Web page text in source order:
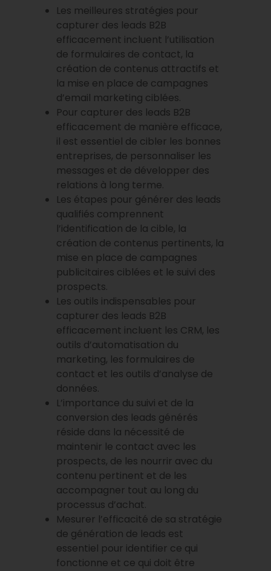
Les meilleures stratégies pour
capturer des leads B2B
efficacement incluent l’utilisation
de formulaires de contact, la
création de contenus attractifs et
la mise en place de campagnes
d’email marketing ciblées.
Pour capturer des leads B2B
efficacement de manière efficace,
il est essentiel de cibler les bonnes
entreprises, de personnaliser les
messages et de développer des
relations à long terme.
Les étapes pour générer des leads
qualifiés comprennent
l’identification de la cible, la
création de contenus pertinents, la
mise en place de campagnes
publicitaires ciblées et le suivi des
prospects.
Les outils indispensables pour
capturer des leads B2B
efficacement incluent les CRM, les
outils d’automatisation du
marketing, les formulaires de
contact et les outils d’analyse de
données.
L’importance du suivi et de la
conversion des leads générés
réside dans la nécessité de
maintenir le contact avec les
prospects, de les nourrir avec du
contenu pertinent et de les
accompagner tout au long du
processus d’achat.
Mesurer l’efficacité de sa stratégie
de génération de leads est
essentiel pour identifier ce qui
fonctionne et ce qui doit être